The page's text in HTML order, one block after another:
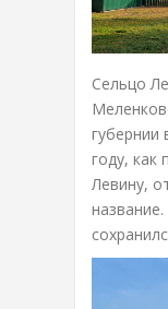
Сельцо
губернии
году,
Левину,